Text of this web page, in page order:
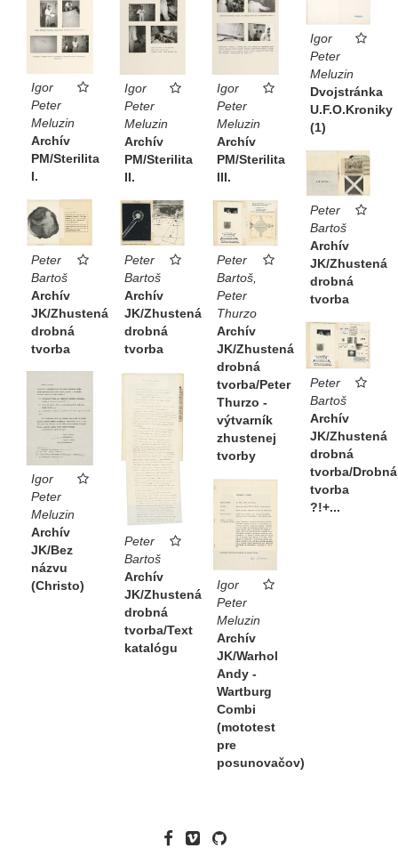
Igor
Peter
Meluzin
Archív
PM/Sterilita
I.
Igor
Peter
Meluzin
Archív
PM/Sterilita
II.
Igor
Peter
Meluzin
Archív
PM/Sterilita
III.
Igor
Peter
Meluzin
Dvojstránka
U.F.O.Kroniky
(1)
Peter
Bartoš
Archív
JK/Zhustená
drobná
tvorba
Peter
Bartoš
Archív
JK/Zhustená
drobná
tvorba
Peter
Bartoš
Archív
JK/Zhustená
drobná
tvorba
Peter
Bartoš,
Peter
Thurzo
Archív
JK/Zhustená
drobná
tvorba/Peter
Thurzo -
výtvarník
zhustenej
tvorby
Peter
Bartoš
Archív
JK/Zhustená
drobná
tvorba/Drobná
tvorba
?!+...
Peter
Bartoš
Archív
JK/Zhustená
drobná
tvorba/Text
katalógu
Igor
Peter
Meluzin
Archív
JK/Bez
názvu
(Christo)
Igor
Peter
Meluzin
Archív
JK/Warhol
Andy -
Wartburg
Combi
(mototest
pre
posunovačov)